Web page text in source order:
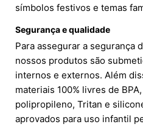
símbolos festivos e temas
Segurança e qualidade
Para assegurar a segurança
nossos produtos são
internos e externos. Além
materiais 100% livres de
polipropileno, Tritan e
aprovados para uso infantil